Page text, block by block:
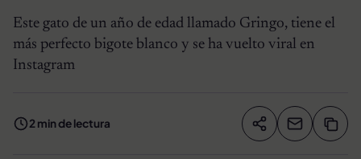
Este gato de un año de edad llamado Gringo, tiene el
más perfecto bigote blanco y se ha vuelto viral en
Instagram
2 min de lectura Compartir